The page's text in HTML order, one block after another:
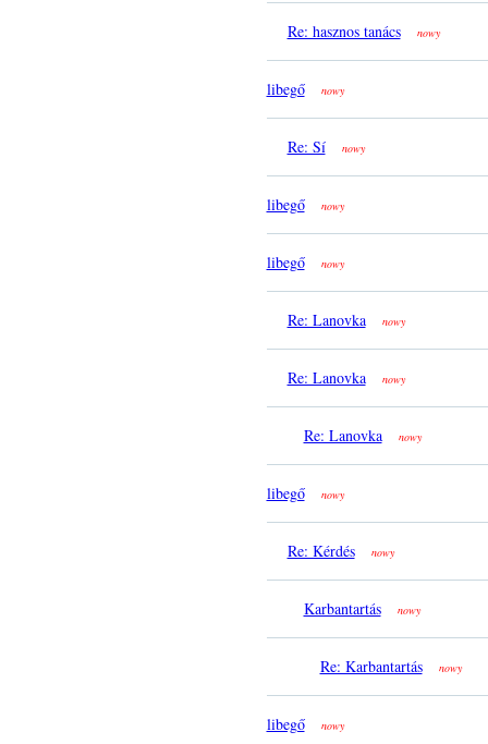
Re: hasznos tanács nowy
libegő nowy
Re: Sí nowy
libegő nowy
libegő nowy
Re: Lanovka nowy
Re: Lanovka nowy
Re: Lanovka nowy
libegő nowy
Re: Kérdés nowy
Karbantartás nowy
Re: Karbantartás nowy
libegő nowy